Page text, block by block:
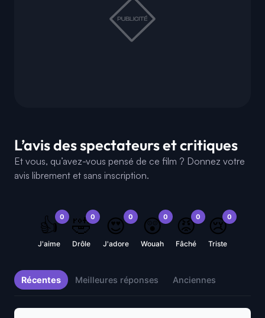
L’avis des spectateurs et critiques
Et vous, qu’avez-vous pensé de ce film ? Donnez votre
avis librement et sans inscription.
0
👍
J'aime
0
🤣
Drôle
0
😍
J'adore
0
😲
Wouah
0
😡
Fâché
0
😢
Triste
Récentes Meilleures réponses Anciennes